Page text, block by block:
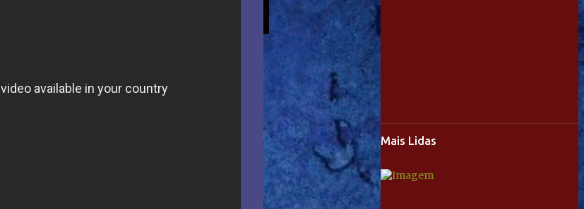
Mais Lidas